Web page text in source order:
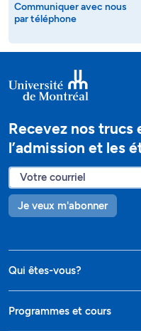
Communiquer avec nous
par téléphone
Recevez nos trucs
l’admission et les
Je veux m'abonner
Qui êtes-vous?
Programmes et cours